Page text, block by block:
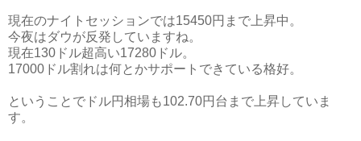
現在のナイトセッションでは15450円まで上昇中。
今夜はダウが反発していますね。
現在130ドル超高い17280ドル。
17000ドル割れは何とかサポートできている格好。
ということでドル円相場も102.70円台まで上昇していま
す。